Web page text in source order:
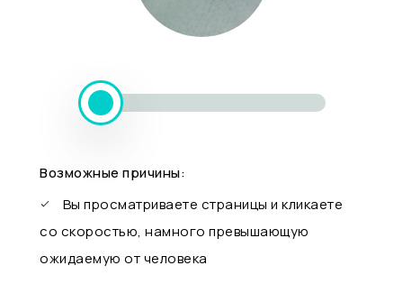
Возможные причины:
Вы просматриваете страницы и кликаете
со скоростью, намного превышающую
ожидаемую от человека